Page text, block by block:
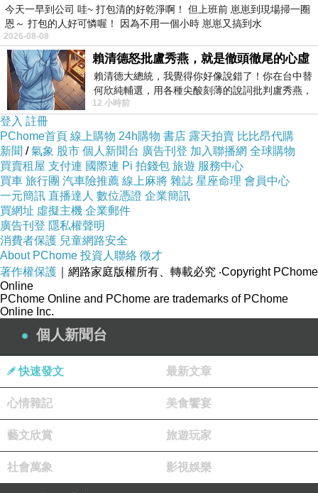
香、酥、脆！
散發獨特的豬肉香。
一口接一口，當時一包瞬間秒殺，
爾後年節送禮，就會想到快車肉乾。
只要當年沒有啥新奇的團購產品問世，
直接買一袋快車肉乾帶回家就對了
今天一早到公司 哇~ 打包清的好乾淨啊！ 但上班前 崽崽到現場掃一圈
恩～ 打包的人好可憐喔！ 因為不用一個小時 崽崽又搞到水
2026-08-08
賴清德怒批盧秀燕，就是徹頭徹尾的心虛
賴清德大總統，我覺得你好像說錯了！你在台中替
何欣純輔選，用各種尖酸刻薄的說詞批判盧秀燕，
罵她施政滿意度輸給陳其邁，甚至還說盧
12 小時前
登入 註冊
PChome首頁 線上購物 24h購物 書店 露天拍賣 比比昂代購
新聞 /氣象 股市 個人新聞台 廣告刊登 加入聯播網 全球購物
買賣租屋 支付連 國際連 Pi 拍錢包 旅遊 服務中心
買車 旅行團 汽車險推薦 線上麻將 雜誌 星座命理 會員中心
一元簡訊 直播達人 數位憑證 企業簡訊
買網址 虛擬主機 企業郵件
廣告刊登 隱私權聲明
消費者保護 兒童網路安全
About PChome 投資人聯絡 徵才
著作權保護 ｜網路家庭版權所有、轉載必究 ‧Copyright PChome
Online
PChome Online and PChome are trademarks of PChome
Online Inc.
個人新聞台
快速發文 最新文章
心情雜記 美食饗宴
藝文欣賞 旅遊玩家
社會萬象 影視娛樂